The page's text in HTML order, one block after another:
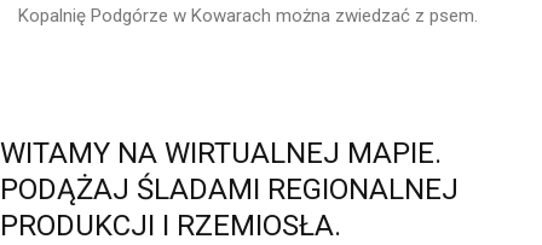
Kopalnię Podgórze w Kowarach można zwiedzać z psem.
WITAMY NA WIRTUALNEJ MAPIE.
PODĄŻAJ ŚLADAMI REGIONALNEJ
PRODUKCJI I RZEMIOSŁA.